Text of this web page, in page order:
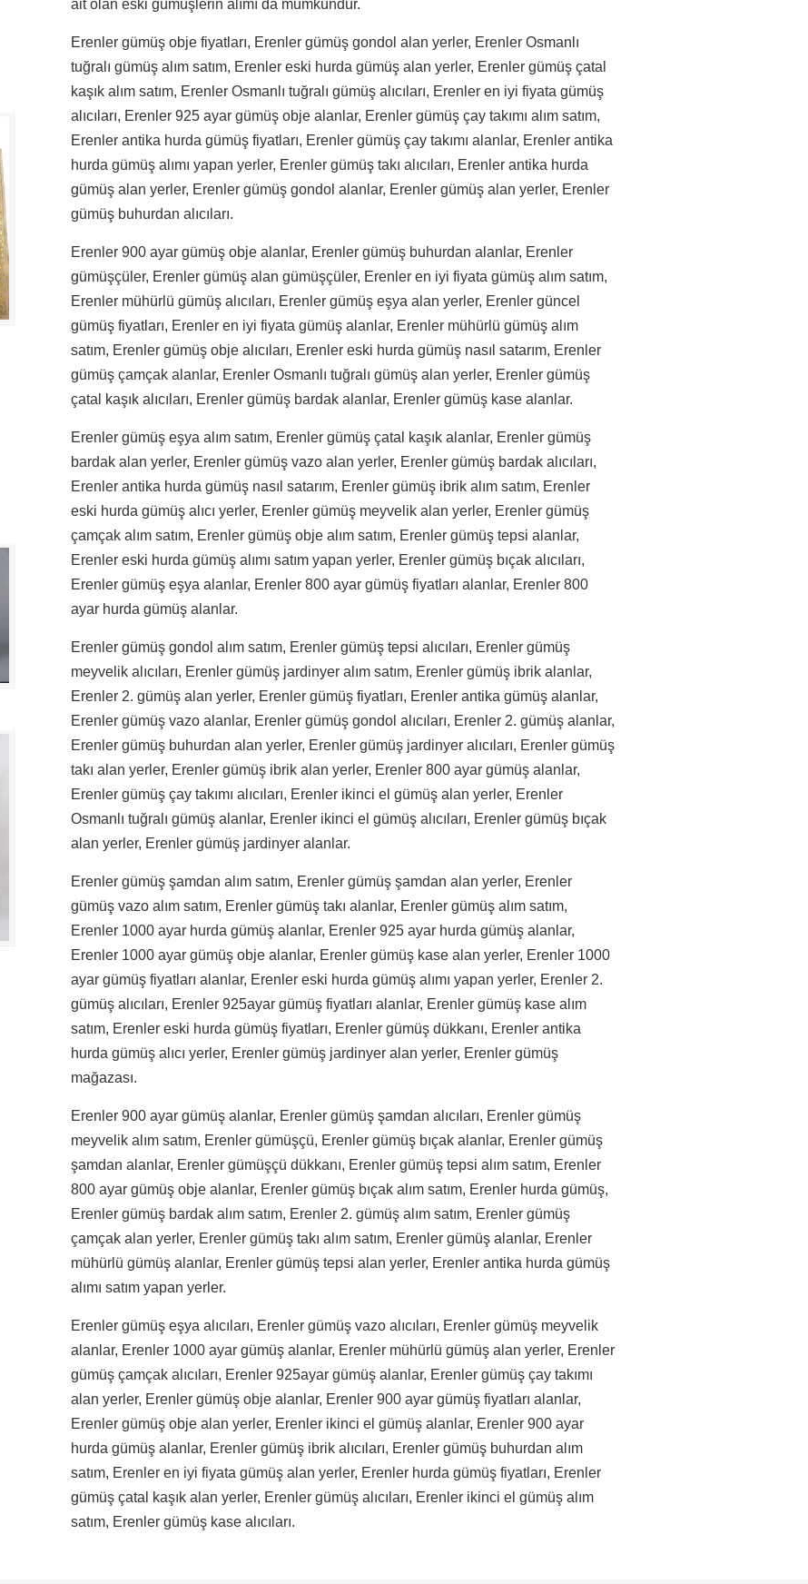
ait olan eski gümüşlerin alımı da mümkündür.
Erenler gümüş obje fiyatları, Erenler gümüş gondol alan yerler, Erenler Osmanlı
tuğralı gümüş alım satım, Erenler eski hurda gümüş alan yerler, Erenler gümüş çatal
kaşık alım satım, Erenler Osmanlı tuğralı gümüş alıcıları, Erenler en iyi fiyata gümüş
alıcıları, Erenler 925 ayar gümüş obje alanlar, Erenler gümüş çay takımı alım satım,
Erenler antika hurda gümüş fiyatları, Erenler gümüş çay takımı alanlar, Erenler antika
hurda gümüş alımı yapan yerler, Erenler gümüş takı alıcıları, Erenler antika hurda
gümüş alan yerler, Erenler gümüş gondol alanlar, Erenler gümüş alan yerler, Erenler
gümüş buhurdan alıcıları.
Erenler 900 ayar gümüş obje alanlar, Erenler gümüş buhurdan alanlar, Erenler
gümüşçüler, Erenler gümüş alan gümüşçüler, Erenler en iyi fiyata gümüş alım satım,
Erenler mühürlü gümüş alıcıları, Erenler gümüş eşya alan yerler, Erenler güncel
gümüş fiyatları, Erenler en iyi fiyata gümüş alanlar, Erenler mühürlü gümüş alım
satım, Erenler gümüş obje alıcıları, Erenler eski hurda gümüş nasıl satarım, Erenler
gümüş çamçak alanlar, Erenler Osmanlı tuğralı gümüş alan yerler, Erenler gümüş
çatal kaşık alıcıları, Erenler gümüş bardak alanlar, Erenler gümüş kase alanlar.
Erenler gümüş eşya alım satım, Erenler gümüş çatal kaşık alanlar, Erenler gümüş
bardak alan yerler, Erenler gümüş vazo alan yerler, Erenler gümüş bardak alıcıları,
Erenler antika hurda gümüş nasıl satarım, Erenler gümüş ibrik alım satım, Erenler
eski hurda gümüş alıcı yerler, Erenler gümüş meyvelik alan yerler, Erenler gümüş
çamçak alım satım, Erenler gümüş obje alım satım, Erenler gümüş tepsi alanlar,
Erenler eski hurda gümüş alımı satım yapan yerler, Erenler gümüş bıçak alıcıları,
Erenler gümüş eşya alanlar, Erenler 800 ayar gümüş fiyatları alanlar, Erenler 800
ayar hurda gümüş alanlar.
Erenler gümüş gondol alım satım, Erenler gümüş tepsi alıcıları, Erenler gümüş
meyvelik alıcıları, Erenler gümüş jardinyer alım satım, Erenler gümüş ibrik alanlar,
Erenler 2. gümüş alan yerler, Erenler gümüş fiyatları, Erenler antika gümüş alanlar,
Erenler gümüş vazo alanlar, Erenler gümüş gondol alıcıları, Erenler 2. gümüş alanlar,
Erenler gümüş buhurdan alan yerler, Erenler gümüş jardinyer alıcıları, Erenler gümüş
takı alan yerler, Erenler gümüş ibrik alan yerler, Erenler 800 ayar gümüş alanlar,
Erenler gümüş çay takımı alıcıları, Erenler ikinci el gümüş alan yerler, Erenler
Osmanlı tuğralı gümüş alanlar, Erenler ikinci el gümüş alıcıları, Erenler gümüş bıçak
alan yerler, Erenler gümüş jardinyer alanlar.
Erenler gümüş şamdan alım satım, Erenler gümüş şamdan alan yerler, Erenler
gümüş vazo alım satım, Erenler gümüş takı alanlar, Erenler gümüş alım satım,
Erenler 1000 ayar hurda gümüş alanlar, Erenler 925 ayar hurda gümüş alanlar,
Erenler 1000 ayar gümüş obje alanlar, Erenler gümüş kase alan yerler, Erenler 1000
ayar gümüş fiyatları alanlar, Erenler eski hurda gümüş alımı yapan yerler, Erenler 2.
gümüş alıcıları, Erenler 925ayar gümüş fiyatları alanlar, Erenler gümüş kase alım
satım, Erenler eski hurda gümüş fiyatları, Erenler gümüş dükkanı, Erenler antika
hurda gümüş alıcı yerler, Erenler gümüş jardinyer alan yerler, Erenler gümüş
mağazası.
Erenler 900 ayar gümüş alanlar, Erenler gümüş şamdan alıcıları, Erenler gümüş
meyvelik alım satım, Erenler gümüşçü, Erenler gümüş bıçak alanlar, Erenler gümüş
şamdan alanlar, Erenler gümüşçü dükkanı, Erenler gümüş tepsi alım satım, Erenler
800 ayar gümüş obje alanlar, Erenler gümüş bıçak alım satım, Erenler hurda gümüş,
Erenler gümüş bardak alım satım, Erenler 2. gümüş alım satım, Erenler gümüş
çamçak alan yerler, Erenler gümüş takı alım satım, Erenler gümüş alanlar, Erenler
mühürlü gümüş alanlar, Erenler gümüş tepsi alan yerler, Erenler antika hurda gümüş
alımı satım yapan yerler.
Erenler gümüş eşya alıcıları, Erenler gümüş vazo alıcıları, Erenler gümüş meyvelik
alanlar, Erenler 1000 ayar gümüş alanlar, Erenler mühürlü gümüş alan yerler, Erenler
gümüş çamçak alıcıları, Erenler 925ayar gümüş alanlar, Erenler gümüş çay takımı
alan yerler, Erenler gümüş obje alanlar, Erenler 900 ayar gümüş fiyatları alanlar,
Erenler gümüş obje alan yerler, Erenler ikinci el gümüş alanlar, Erenler 900 ayar
hurda gümüş alanlar, Erenler gümüş ibrik alıcıları, Erenler gümüş buhurdan alım
satım, Erenler en iyi fiyata gümüş alan yerler, Erenler hurda gümüş fiyatları, Erenler
gümüş çatal kaşık alan yerler, Erenler gümüş alıcıları, Erenler ikinci el gümüş alım
satım, Erenler gümüş kase alıcıları.